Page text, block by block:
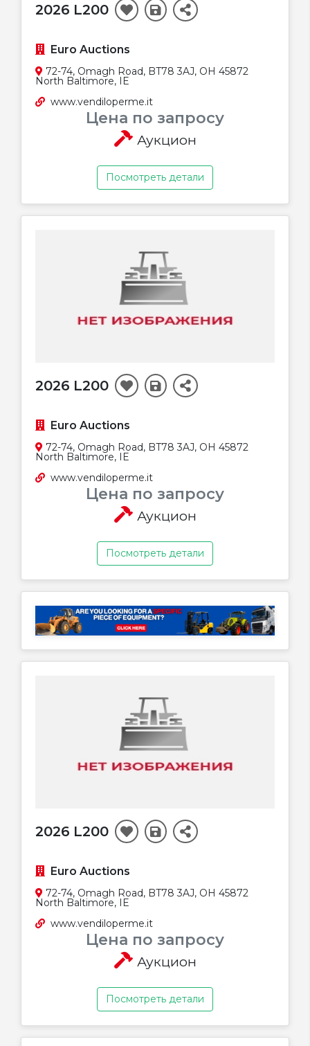
2026 L200
Euro Auctions
72-74, Omagh Road, BT78 3AJ, OH 45872
North Baltimore, IE
www.vendiloperme.it
Цена по запросу
Аукцион
Посмотреть детали
2026 L200
Euro Auctions
72-74, Omagh Road, BT78 3AJ, OH 45872
North Baltimore, IE
www.vendiloperme.it
Цена по запросу
Аукцион
Посмотреть детали
2026 L200
Euro Auctions
72-74, Omagh Road, BT78 3AJ, OH 45872
North Baltimore, IE
www.vendiloperme.it
Цена по запросу
Аукцион
Посмотреть детали